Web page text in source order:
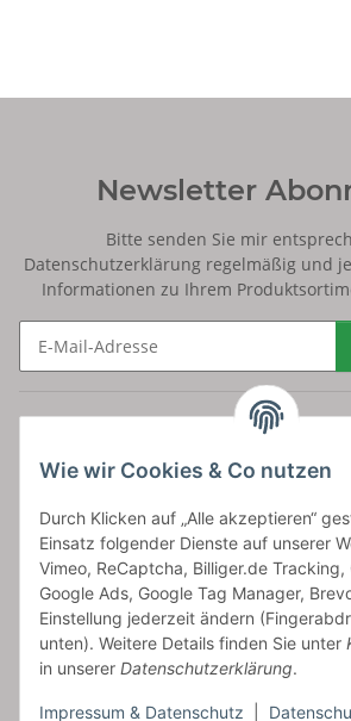
Wie wir Cookies & Co nutzen
Durch Klicken auf „Alle akzeptieren“
Einsatz folgender Dienste auf unserer
Vimeo, ReCaptcha, Billiger.de Tracking,
Google Ads, Google Tag Manager,
Einstellung jederzeit ändern
unten). Weitere Details finden Sie unter
in unserer Datenschutzerklärung.
Impressum & Datenschutz
Newsletter
Bitte senden Sie mir
Datenschutzerklärung regelmäßig und
Informationen zu Ihrem
Artikelinformationen
Carls GmbH